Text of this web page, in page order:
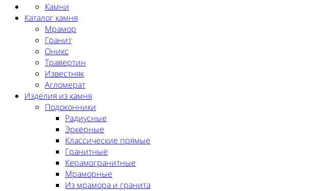
Камни
Каталог камня
Мрамор
Гранит
Оникс
Травертин
Известняк
Агломерат
Изделия из камня
Подоконники
Радиусные
Эркерные
Классические прямые
Гранитные
Керамогранитные
Мраморные
Из мрамора и гранита